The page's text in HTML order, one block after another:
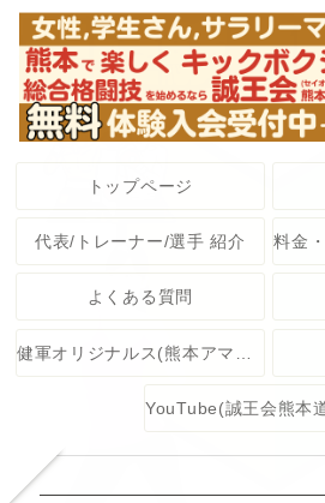
トップページ
代表/トレーナー/選手 紹介
よくある質問